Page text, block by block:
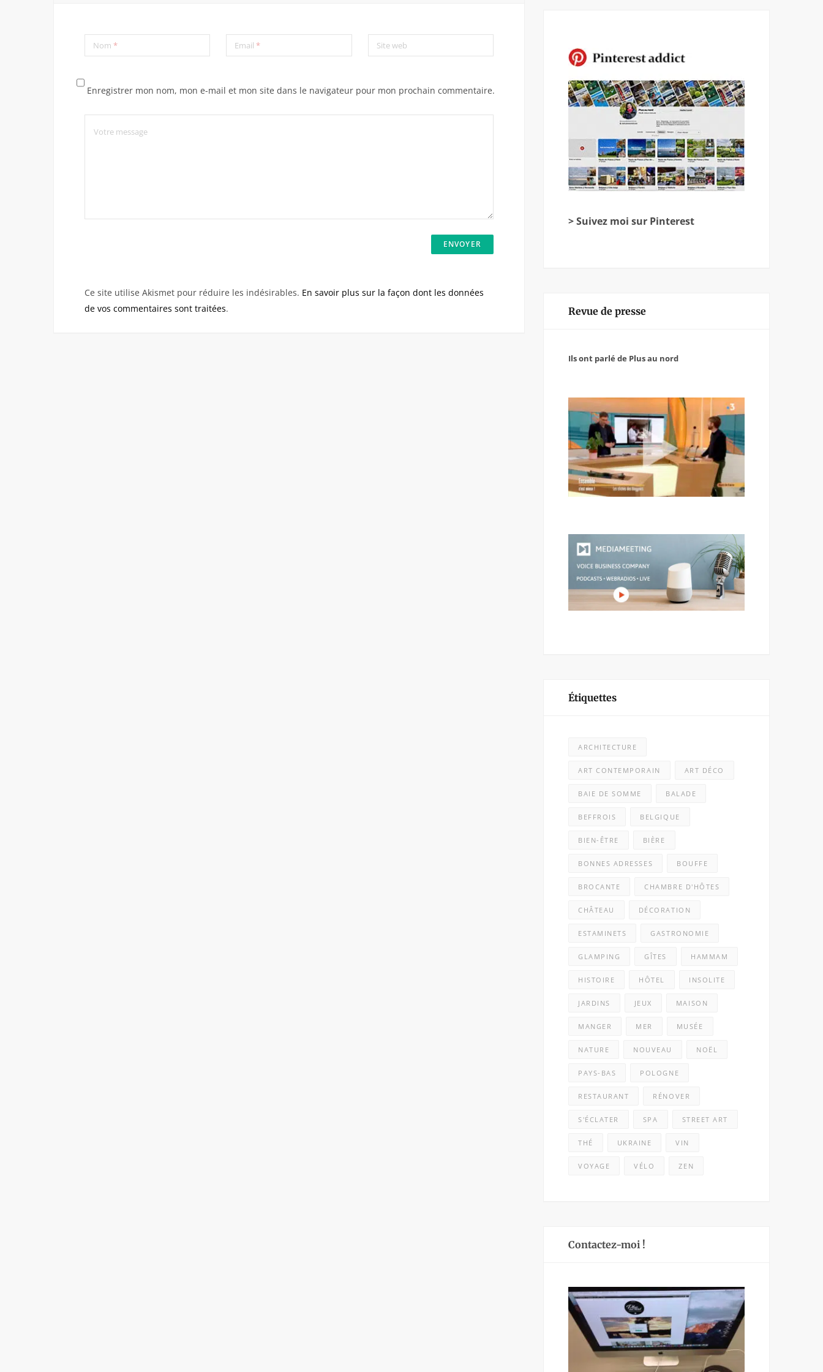
Nom * Email* Site web
Enregistrer mon nom, mon e-mail et mon site dans le navigateur pour mon prochain commentaire.
Ce site utilise Akismet pour réduire les indésirables. En savoir plus sur la façon dont les données
de vos commentaires sont traitées.
> Suivez moi sur Pinterest
Revue de presse
Ils ont parlé de Plus au nord
Étiquettes
ARCHITECTURE
ART CONTEMPORAIN ART DÉCO
BAIE DE SOMME BALADE
BEFFROIS BELGIQUE
BIEN-ÊTRE BIÈRE
BONNES ADRESSES BOUFFE
BROCANTE CHAMBRE D'HÔTES
CHÂTEAU DÉCORATION
ESTAMINETS GASTRONOMIE
GLAMPING GÎTES HAMMAM
HISTOIRE HÔTEL INSOLITE
JARDINS JEUX MAISON
MANGER MER MUSÉE
NATURE NOUVEAU NOËL
PAYS-BAS POLOGNE
RESTAURANT RÉNOVER
S'ÉCLATER SPA STREET ART
THÉ UKRAINE VIN
VOYAGE VÉLO ZEN
Contactez-moi !